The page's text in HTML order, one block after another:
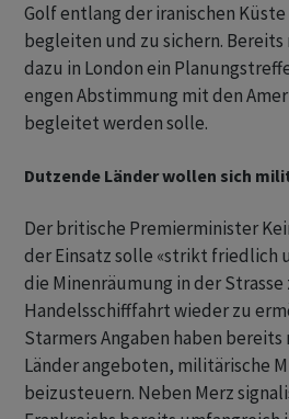
Golf entlang der iranischen
begleiten und zu sichern. Bereits
dazu in London ein
engen Abstimmung mit den
begleitet werden solle.
Dutzende Länder wollen sich
Der britische Premierminister
der Einsatz solle «strikt friedlich
die Minenräumung in der
Handelsschifffahrt wieder zu
Starmers Angaben haben
Länder angeboten, militärische
beizusteuern. Neben Merz